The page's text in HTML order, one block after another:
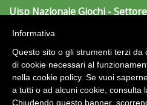
"Superare gli ostacoli": la relazione
Uisp Nazionale Giochi -
Largo Nino Franchellucci, 73
e-mail:scacchi.giochi@uisp.it
Area Riservata 2.0
Informativa
Questo sito o gli strumenti terzi da
di cookie necessari al
nella cookie policy. Se vuoi
a tutti o ad alcuni cookie, consulta
Chiudendo questo banner,